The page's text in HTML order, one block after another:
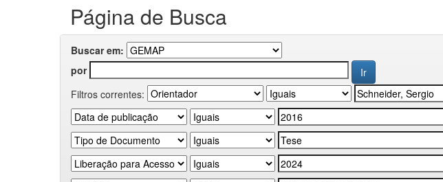
Página de Busca
Buscar em:
por
Filtros correntes: